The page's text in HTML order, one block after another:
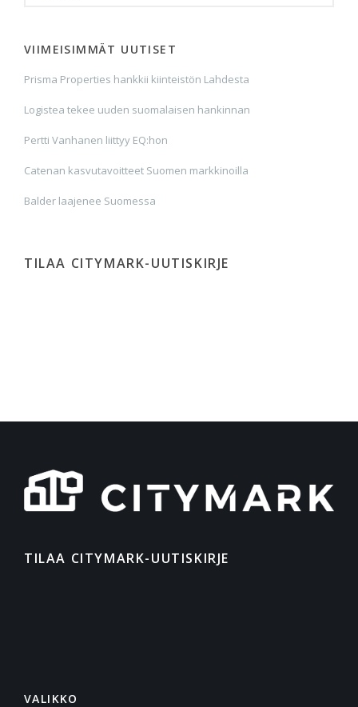
VIIMEISIMMÄT UUTISET
Prisma Properties hankkii kiinteistön Lahdesta
Logistea tekee uuden suomalaisen hankinnan
Pertti Vanhanen liittyy EQ:hon
Catenan kasvutavoitteet Suomen markkinoilla
Balder laajenee Suomessa
TILAA CITYMARK-UUTISKIRJE
TILAA CITYMARK-UUTISKIRJE
VALIKKO